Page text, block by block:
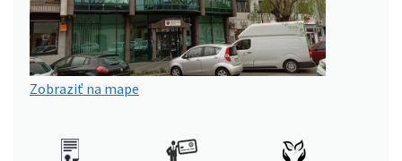
Zobraziť na mape